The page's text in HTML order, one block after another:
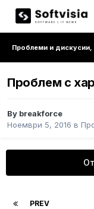
Проблеми и дискусии,
Проблем с
By breakforce
Ноември 5, 2016 в
PREV